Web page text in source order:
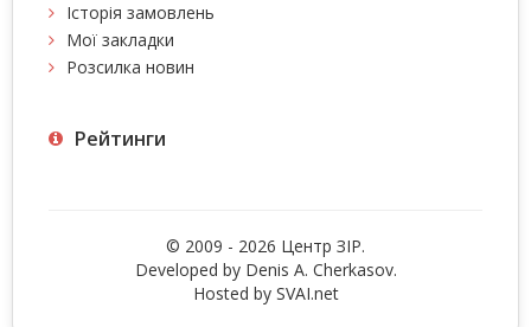
Історія замовлень
Мої закладки
Розсилка новин
Рейтинги
© 2009 - 2026 Центр ЗIР.
Developed by Denis A. Cherkasov.
Hosted by SVAI.net